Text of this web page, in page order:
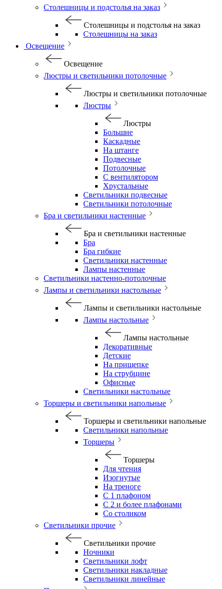
Столешницы и подстолья на заказ
Столешницы и подстолья на заказ
Столешницы на заказ
Освещение
Освещение
Люстры и светильники потолочные
Люстры и светильники потолочные
Люстры
Люстры
Большие
Каскадные
На штанге
Подвесные
Потолочные
С вентилятором
Хрустальные
Светильники подвесные
Светильники потолочные
Бра и светильники настенные
Бра и светильники настенные
Бра
Бра гибкие
Светильники настенные
Лампы настенные
Светильники настенно-потолочные
Лампы и светильники настольные
Лампы и светильники настольные
Лампы настольные
Лампы настольные
Декоративные
Детские
На прищепке
На струбцине
Офисные
Светильники настольные
Торшеры и светильники напольные
Торшеры и светильники напольные
Светильники напольные
Торшеры
Торшеры
Для чтения
Изогнутые
На треноге
С 1 плафоном
С 2 и более плафонами
Со столиком
Светильники прочие
Светильники прочие
Ночники
Светильники лофт
Светильники накладные
Светильники линейные